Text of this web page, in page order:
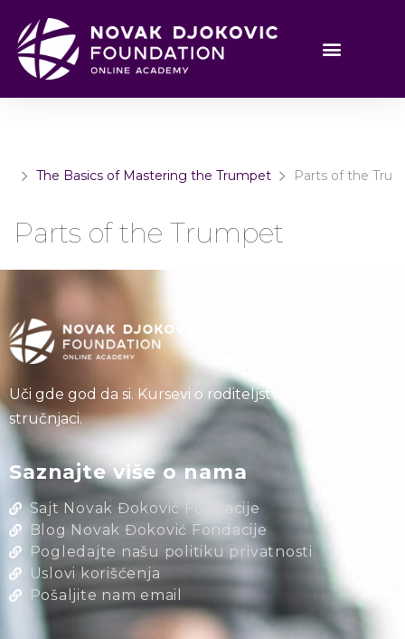
The Basics of Mastering the Trumpet Parts of the
Parts of the Trumpet
Uči gde god da si. Kursevi o roditeljstvu koje vode naši
stručnjaci.
Saznajte više o nama
Sajt Novak Đoković Fondacije
Blog Novak Đoković Fondacije
Pogledajte našu politiku privatnosti
Uslovi korišćenja
Pošaljite nam email